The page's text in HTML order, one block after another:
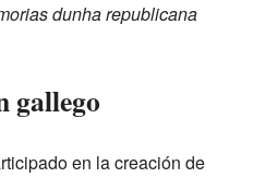
dunha republicana
gallego
en la creación de